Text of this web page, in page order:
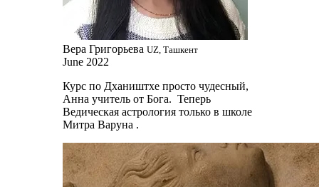
Вера Григорьева UZ, Ташкент
June 2022
Курс по Дхаништхе просто чудесный,
Анна учитель от Бога. Теперь
Ведическая астрология только в школе
Митра Варуна .